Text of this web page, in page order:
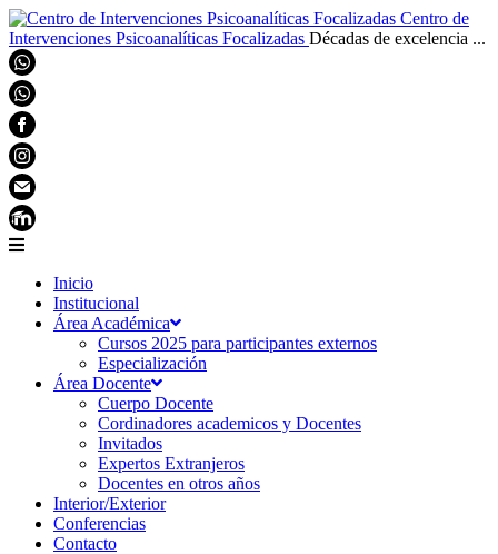
Centro de
Intervenciones Psicoanalíticas Focalizadas Décadas de excelencia ...
Inicio
Institucional
Área Académica
Cursos 2025 para participantes externos
Especialización
Área Docente
Cuerpo Docente
Cordinadores academicos y Docentes
Invitados
Expertos Extranjeros
Docentes en otros años
Interior/Exterior
Conferencias
Contacto